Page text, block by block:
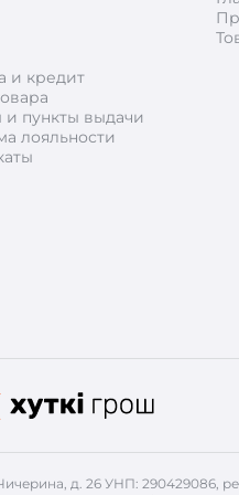
и кредит
и пункты выдачи
лояльности
д. 26 УНП: 290429086,